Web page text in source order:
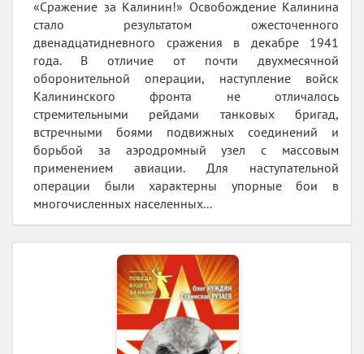
«Сражение за Калинин!» Освобождение Калинина
стало результатом ожесточенного
двенадцатидневного сражения в декабре 1941
года. В отличие от почти двухмесячной
оборонительной операции, наступление войск
Калининского фронта не отличалось
стремительными рейдами танковых бригад,
встречными боями подвижных соединений и
борьбой за аэродромный узел с массовым
применением авиации. Для наступательной
операции были характерны упорные бои в
многочисленных населенных...